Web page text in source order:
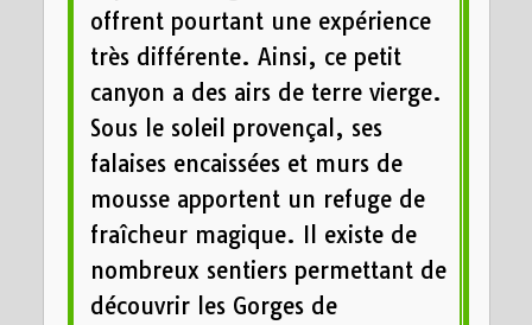
offrent pourtant une expérience
très différente. Ainsi, ce petit
canyon a des airs de terre vierge.
Sous le soleil provençal, ses
falaises encaissées et murs de
mousse apportent un refuge de
fraîcheur magique. Il existe de
nombreux sentiers permettant de
découvrir les Gorges de